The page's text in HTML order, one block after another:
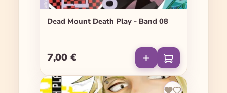
Dead Mount Death Play - Band 08
Regulärer Preis:
7,00 €